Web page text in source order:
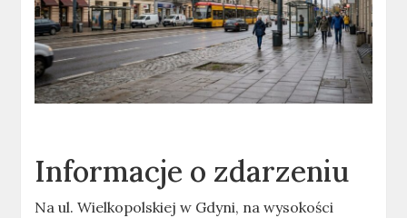
Informacje o zdarzeniu
Na ul. Wielkopolskiej w Gdyni, na wysokości